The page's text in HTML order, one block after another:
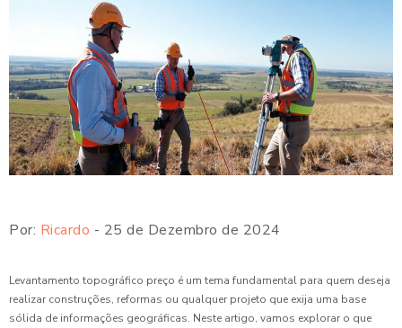
Por: Ricardo - 25 de Dezembro de 2024
Levantamento topográfico preço é um tema fundamental para quem deseja
realizar construções, reformas ou qualquer projeto que exija uma base
sólida de informações geográficas. Neste artigo, vamos explorar o que